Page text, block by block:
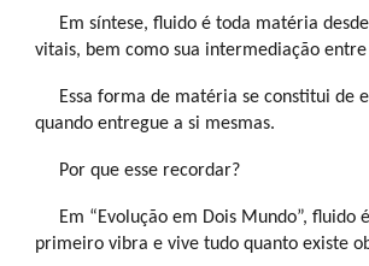
Em síntese, fluido é toda matéria
vitais, bem como sua intermediação
Essa forma de matéria se constitui de
quando entregue a si mesmas.
Por que esse recordar?
Em “Evolução em Dois Mundo”,
primeiro vibra e vive tudo quanto existe